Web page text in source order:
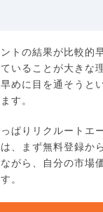
トの結果が比較的
いることが大きな
めに目を通そうと
す。
ぱりリクルートエ
、まず無料登録か
がら、自分の市場
。